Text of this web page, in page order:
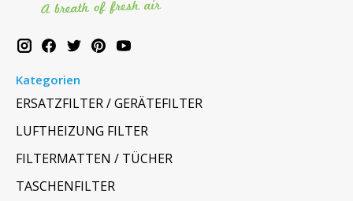
Kategorien
ERSATZFILTER / GERÄTEFILTER
LUFTHEIZUNG FILTER
FILTERMATTEN / TÜCHER
TASCHENFILTER